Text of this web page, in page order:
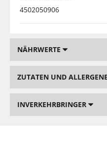
4502050906
NÄHRWERTE
ZUTATEN UND ALLERGENE
INVERKEHRBRINGER